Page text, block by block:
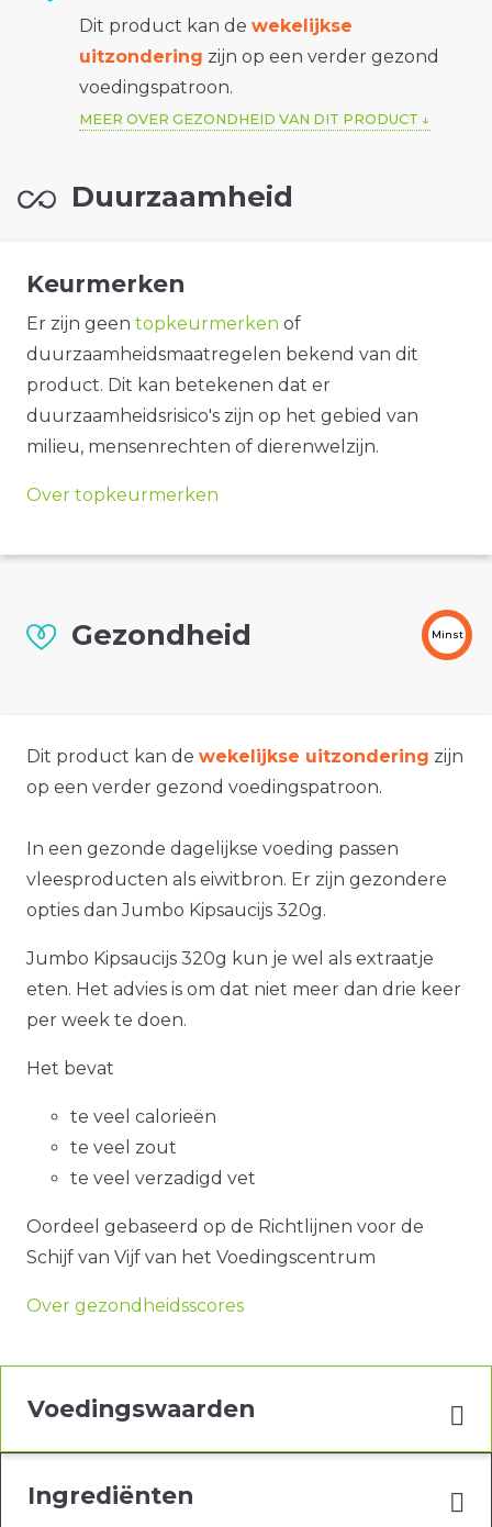
Dit product kan de wekelijkse
uitzondering zijn op een verder gezond
voedingspatroon.
MEER OVER GEZONDHEID VAN DIT PRODUCT
Duurzaamheid
Keurmerken
Er zijn geen topkeurmerken of
duurzaamheidsmaatregelen bekend van dit
product. Dit kan betekenen dat er
duurzaamheidsrisico's zijn op het gebied van
milieu, mensenrechten of dierenwelzijn.
Over topkeurmerken
Gezondheid Minst
Dit product kan de wekelijkse uitzondering zijn
op een verder gezond voedingspatroon.
In een gezonde dagelijkse voeding passen
vleesproducten als eiwitbron. Er zijn gezondere
opties dan Jumbo Kipsaucijs 320g.
Jumbo Kipsaucijs 320g kun je wel als extraatje
eten. Het advies is om dat niet meer dan drie keer
per week te doen.
Het bevat
te veel calorieën
te veel zout
te veel verzadigd vet
Oordeel gebaseerd op de Richtlijnen voor de
Schijf van Vijf van het Voedingscentrum
Over gezondheidsscores
Voedingswaarden
Ingrediënten